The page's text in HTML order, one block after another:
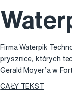
Firma Waterpik
prysznice, których
Gerald Moyer’a w
znane na całym
CAŁY TEKST